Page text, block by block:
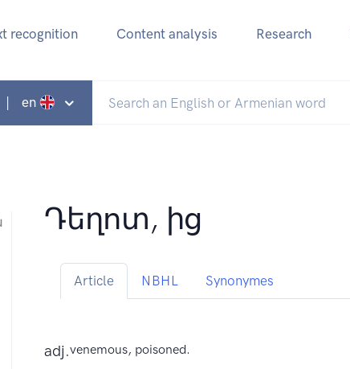
recognition Content analysis Research
en
Դեղոտ, ից
Article NBHL Synonymes
adj.venemous, poisoned.